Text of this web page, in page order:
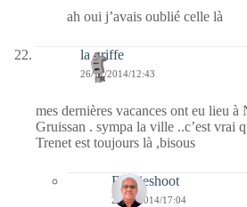
ah oui j’avais oublié celle là
la griffe
26/11/2014/12:43
mes dernières vacances ont eu lieu à
Gruissan . sympa la ville ..c’est vrai
Trenet est toujours là ,bisous
Bernieshoot
27/11/2014/17:04